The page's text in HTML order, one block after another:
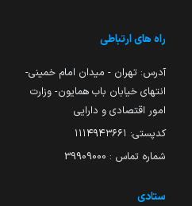
راه های ارتباطی
آدرس: تهران - میدان امام خمینی-
انتهای خیابان باب همایون- وزارت
امور اقتصادی و دارایی
کدپستی: ۱۱۱۴۹۴۳۶۶۱
شماره تماس : 39909000
ستادی